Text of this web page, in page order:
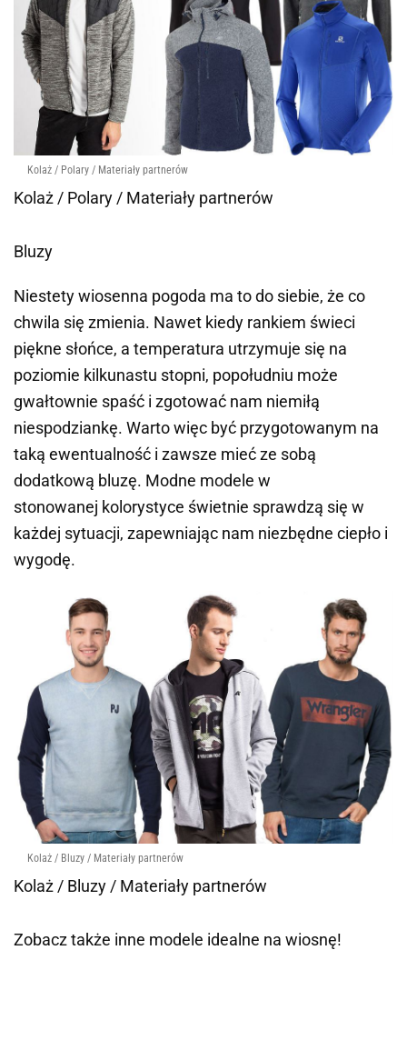
Kolaż / Polary / Materiały partnerów
Kolaż / Polary / Materiały partnerów
Bluzy
Niestety wiosenna pogoda ma to do siebie, że co
chwila się zmienia. Nawet kiedy rankiem świeci
piękne słońce, a temperatura utrzymuje się na
poziomie kilkunastu stopni, popołudniu może
gwałtownie spaść i zgotować nam niemiłą
niespodziankę. Warto więc być przygotowanym na
taką ewentualność i zawsze mieć ze sobą
dodatkową bluzę. Modne modele w
stonowanej kolorystyce świetnie sprawdzą się w
każdej sytuacji, zapewniając nam niezbędne ciepło i
wygodę.
Kolaż / Bluzy / Materiały partnerów
Kolaż / Bluzy / Materiały partnerów
Zobacz także inne modele idealne na wiosnę!